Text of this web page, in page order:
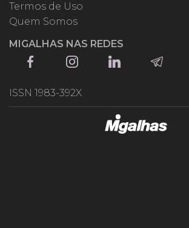
Termos de Uso
Quem Somos
MIGALHAS NAS REDES
ISSN 1983-392X